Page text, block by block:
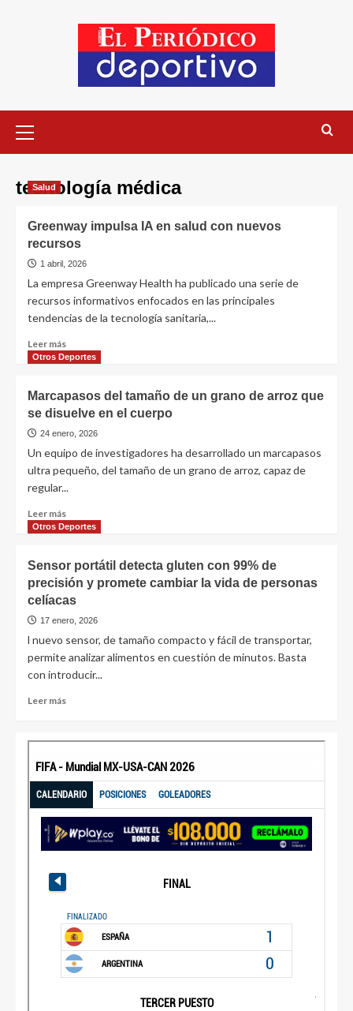
tecnología médica
Salud
Greenway impulsa IA en salud con nuevos
recursos
1 abril, 2026
La empresa Greenway Health ha publicado una serie de
recursos informativos enfocados en las principales
tendencias de la tecnología sanitaria,...
Leer más
Otros Deportes
Marcapasos del tamaño de un grano de arroz que
se disuelve en el cuerpo
24 enero, 2026
Un equipo de investigadores ha desarrollado un marcapasos
ultra pequeño, del tamaño de un grano de arroz, capaz de
regular...
Leer más
Otros Deportes
Sensor portátil detecta gluten con 99% de
precisión y promete cambiar la vida de personas
celíacas
17 enero, 2026
l nuevo sensor, de tamaño compacto y fácil de transportar,
permite analizar alimentos en cuestión de minutos. Basta
con introducir...
Leer más